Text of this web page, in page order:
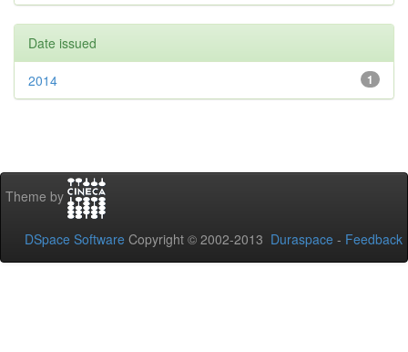
Date issued
1
2014
Theme by
DSpace Software Copyright © 2002-2013 Duraspace - Feedback